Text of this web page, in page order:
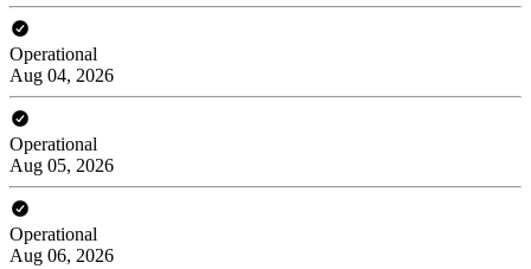
Operational
Aug 04, 2026
Operational
Aug 05, 2026
Operational
Aug 06, 2026